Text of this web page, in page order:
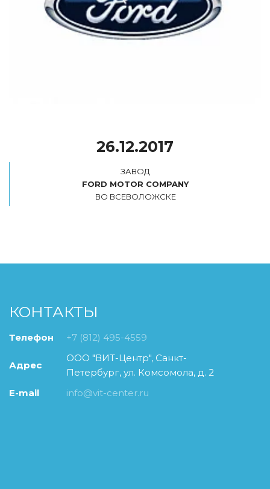
26.12.2017
ВО ВСЕВОЛОЖСКЕ
КОНТАКТЫ
Телефон +7 (812) 495-4559
Адрес
ООО "ВИТ-Центр", Санкт-
Петербург, ул. Комсомола, д. 2
E-mail
info@vit-center.ru